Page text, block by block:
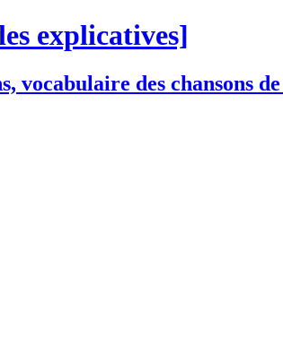
explicatives]
vocabulaire des chansons